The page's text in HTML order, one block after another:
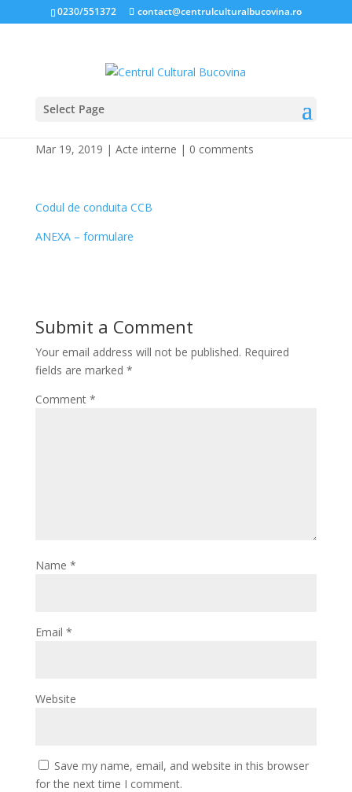
0230/551372 contact@centrulculturalbucovina.ro
Select Page
Codul de conduita CCB
Mar 19, 2019 | Acte interne | 0 comments
Codul de conduita CCB
ANEXA – formulare
Submit a Comment
Your email address will not be published. Required
fields are marked *
Comment *
Name *
Email *
Website
Save my name, email, and website in this browser
for the next time I comment.